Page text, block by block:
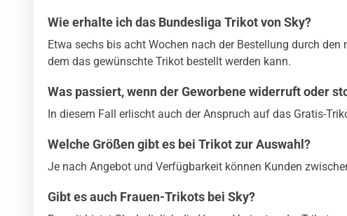
Wie erhalte ich das Bundesliga Trikot von Sky?
Etwa sechs bis acht Wochen nach der Bestellung durch
dem das gewünschte Trikot bestellt werden kann.
Was passiert, wenn der Geworbene widerruft oder
In diesem Fall erlischt auch der Anspruch auf das Gratis-
Welche Größen gibt es bei Trikot zur Auswahl?
Je nach Angebot und Verfügbarkeit können Kunden
Gibt es auch Frauen-Trikots bei Sky?